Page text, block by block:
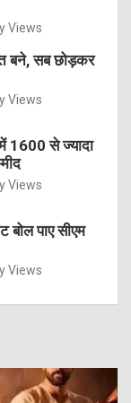
Views
बने, सब छोड़कर
Views
1600 से ज्यादा
Views
बोल पाए सीएम
Views